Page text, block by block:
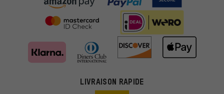
LIVRAISON RAPIDE